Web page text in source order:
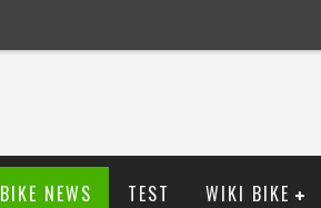
BIKE NEWS TEST WIKI BIKE